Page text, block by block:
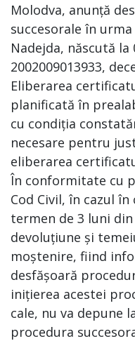
Molodva, anunță
succesorale în
Nadejda, născută la
2002009013933,
Eliberarea
planificată în
cu condiția
necesare pentru
eliberarea
În conformitate cu
Cod Civil, în cazul
termen de 3 luni
devoluțiune și
moștenire, fiind
desfășoară
inițierea acestei
cale, nu va depune
procedura